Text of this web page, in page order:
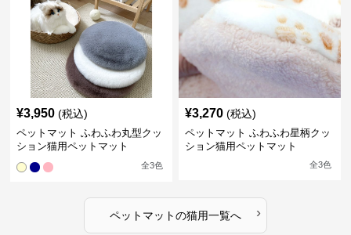
¥3,950 (税込)
ペットマット ふわふわ丸型クッ
ション猫用ペットマット
全3色
¥3,270 (税込)
ペットマット ふわふわ星柄クッ
ション猫用ペットマット
全3色
ペットマットの猫用一覧へ ›